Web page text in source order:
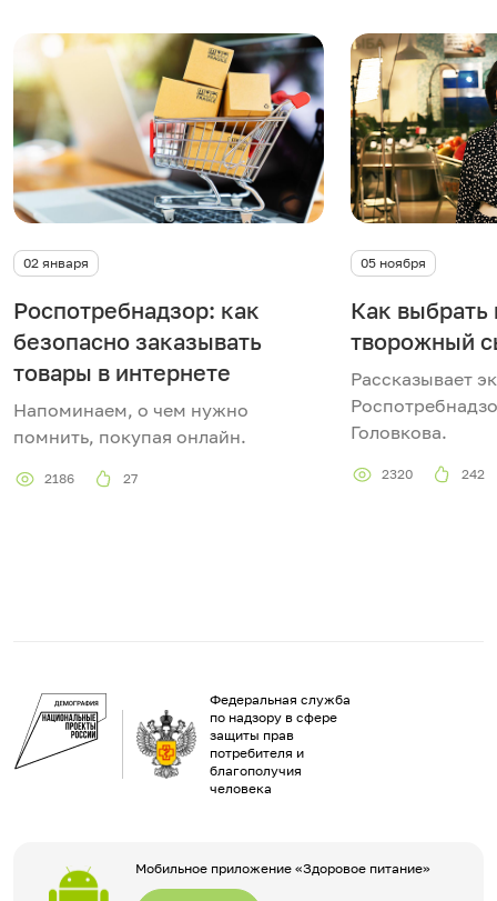
02 января
Роспотребнадзор: как
безопасно заказывать
товары в интернете
Напоминаем, о чем нужно
помнить, покупая онлайн.
2186 27
05 ноября
Как выбрать
творожный
Рассказывает
Головкова.
2320 242
Федеральная служба
по надзору в сфере
защиты прав
потребителя и
благополучия
человека
Мобильное приложение «Здоровое питание»